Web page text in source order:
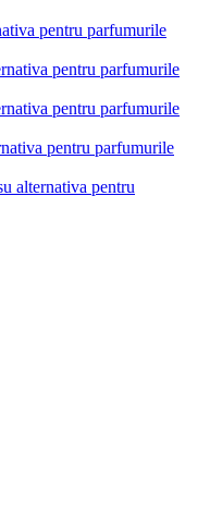
pentru parfumurile
pentru parfumurile
pentru parfumurile
pentru parfumurile
alternativa pentru